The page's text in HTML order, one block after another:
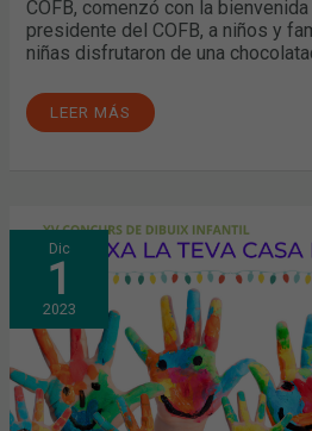
COFB, comenzó con la
presidente del COFB, a niños y
niñas disfrutaron de una
LEER MÁS
Dic
1
2023
XV
CONCURSO
DE
INFANTIL:
DIBUJA
TU
CASA
EN
NAVIDAD